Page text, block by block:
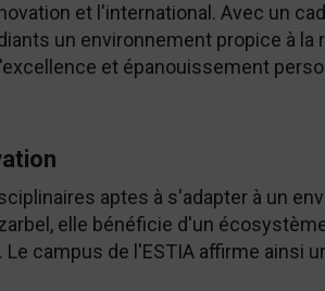
et l'international. Avec un
un environnement propice à
et épanouissement
aptes à s'adapter à un
elle bénéficie d'un
campus de l'ESTIA affirme ainsi